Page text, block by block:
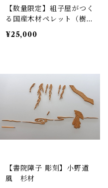
【数量限定】組子屋がつく
る国産木材ペレット（樹皮
を含まないホワイトペレッ
ト）
¥25,000
【書院障子 彫刻】小野道
風 杉材